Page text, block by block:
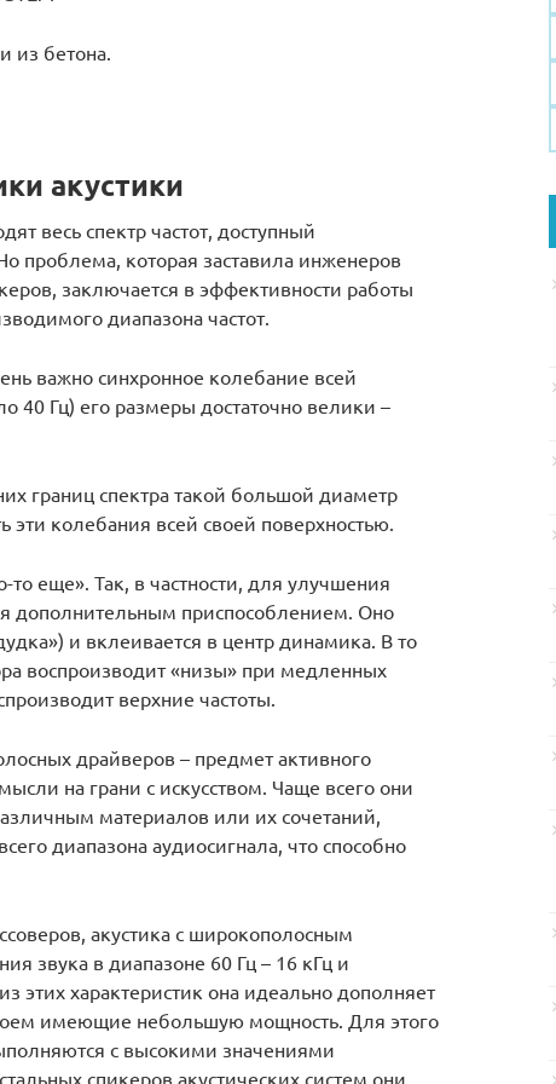
из бетона.
акустики
весь спектр частот, доступный
проблема, которая заставила инженеров
заключается в эффективности работы
диапазона частот.
важно синхронное колебание всей
40 Гц) его размеры достаточно велики –
границ спектра такой большой диаметр
эти колебания всей своей поверхностью.
еще». Так, в частности, для улучшения
дополнительным приспособлением. Оно
и вклеивается в центр динамика. В то
воспроизводит «низы» при медленных
верхние частоты.
драйверов – предмет активного
на грани с искусством. Чаще всего они
материалов или их сочетаний,
диапазона аудиосигнала, что способно
акустика с широкополосным
звука в диапазоне 60 Гц – 16 кГц и
этих характеристик она идеально дополняет
имеющие небольшую мощность. Для этого
с высокими значениями
спикеров акустических систем они